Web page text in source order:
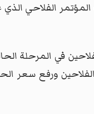
المؤتمر الفلاحي
في المرحلة